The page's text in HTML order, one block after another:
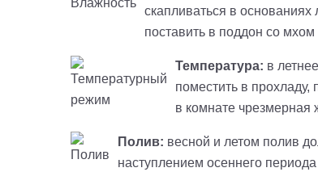
скапливаться в основаниях
поставить в поддон со
Температура: в
поместить в прохладу,
в комнате чрезмерная
Полив: весной и летом полив
наступлением осеннего